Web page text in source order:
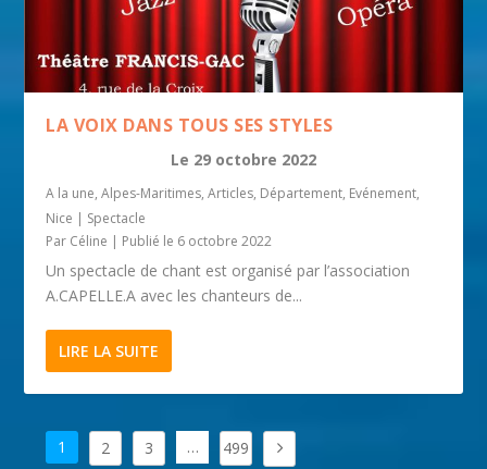
LA VOIX DANS TOUS SES STYLES
Le 29 octobre 2022
A la une,Alpes-Maritimes,Articles, Département, Evénement,
Nice | Spectacle
Par Céline | Publié le 6 octobre 2022
Un spectacle de chant est organisé par l’association
A.CAPELLE.A avec les chanteurs de...
LIRE LA SUITE
1 2 3 … 499